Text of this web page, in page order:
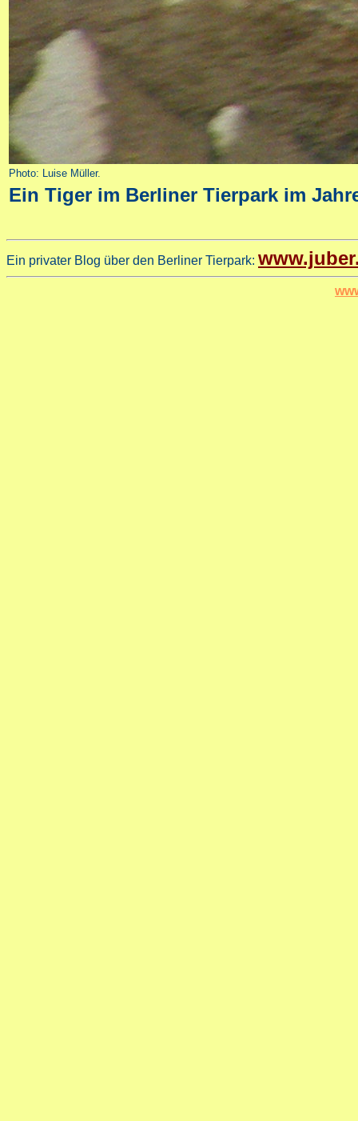
Photo: Luise Müller.
Ein Tiger im Berliner Tierpark im
Ein privater Blog über den Berliner Tierpark: